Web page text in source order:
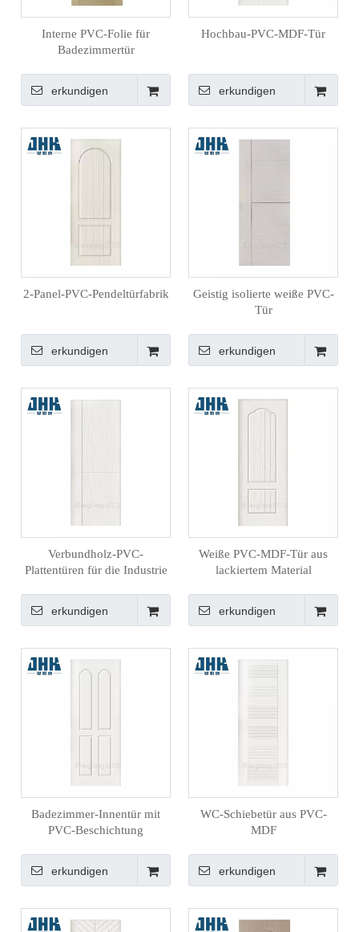
Interne PVC-Folie für
Badezimmertür
erkundigen
Hochbau-PVC-MDF-Tür
erkundigen
2-Panel-PVC-Pendeltürfabrik
erkundigen
Geistig isolierte weiße PVC-
Tür
erkundigen
Verbundholz-PVC-
Plattentüren für die Industrie
erkundigen
Weiße PVC-MDF-Tür aus
lackiertem Material
erkundigen
Badezimmer-Innentür mit
PVC-Beschichtung
erkundigen
WC-Schiebetür aus PVC-
MDF
erkundigen